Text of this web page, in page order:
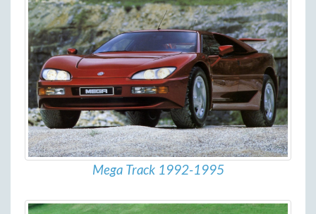
Mega Track 1992-1995